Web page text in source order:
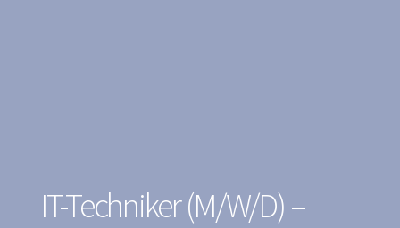
IT-Techniker (m/w/d) –